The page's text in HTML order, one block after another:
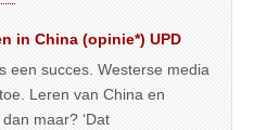
in China (opinie*) UPD
een succes. Westerse media
Leren van China en
maar? ‘Dat